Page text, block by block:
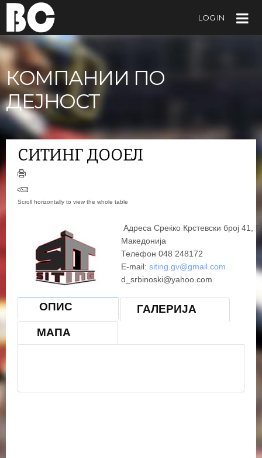
LOG IN
КОМПАНИИ ПО
ДЕЈНОСТ
СИТИНГ ДООЕЛ
Адреса Среќко Крстевски број 41,
Македонија
Телефон 048 248172
E-mail: siting.gv@gmail.com
d_srbinoski@yahoo.com
ОПИС
ГАЛЕРИЈА
МАПА
0.913627'|zoom='13'|mapType='Normal'|text=' Ситтинг